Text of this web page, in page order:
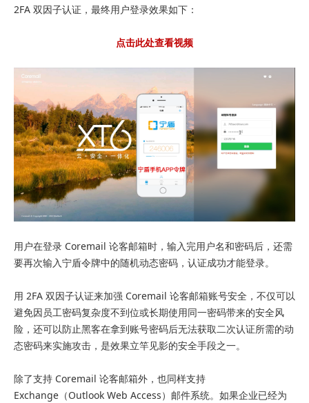
2FA 双因子认证，最终用户登录效果如下：
点击此处查看视频
用户在登录 Coremail 论客邮箱时，输入完用户名和密码后，还需
要再次输入宁盾令牌中的随机动态密码，认证成功才能登录。
用 2FA 双因子认证来加强 Coremail 论客邮箱账号安全，不仅可以
避免因员工密码复杂度不到位或长期使用同一密码带来的安全风
险，还可以防止黑客在拿到账号密码后无法获取二次认证所需的动
态密码来实施攻击，是效果立竿见影的安全手段之一。
除了支持 Coremail 论客邮箱外，也同样支持
Exchange（Outlook Web Access）邮件系统。如果企业已经为